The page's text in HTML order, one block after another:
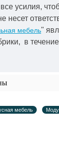
усилия,
несет
мебель"
в
мебель